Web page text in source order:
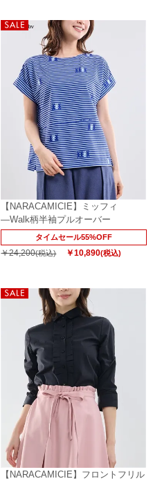
【NARACAMICIE】ミッフィ
―Walk柄半袖プルオーバー
タイムセール55%OFF
￥24,200(税込) ￥10,890(税込)
【NARACAMICIE】フロントフリル